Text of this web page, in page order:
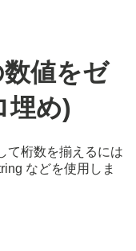
値をゼ
埋め)
て桁数を揃えるには
などを使用しま